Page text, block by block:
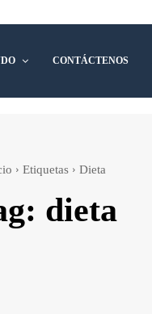
CONTÁCTENOS
Etiquetas Dieta
dieta